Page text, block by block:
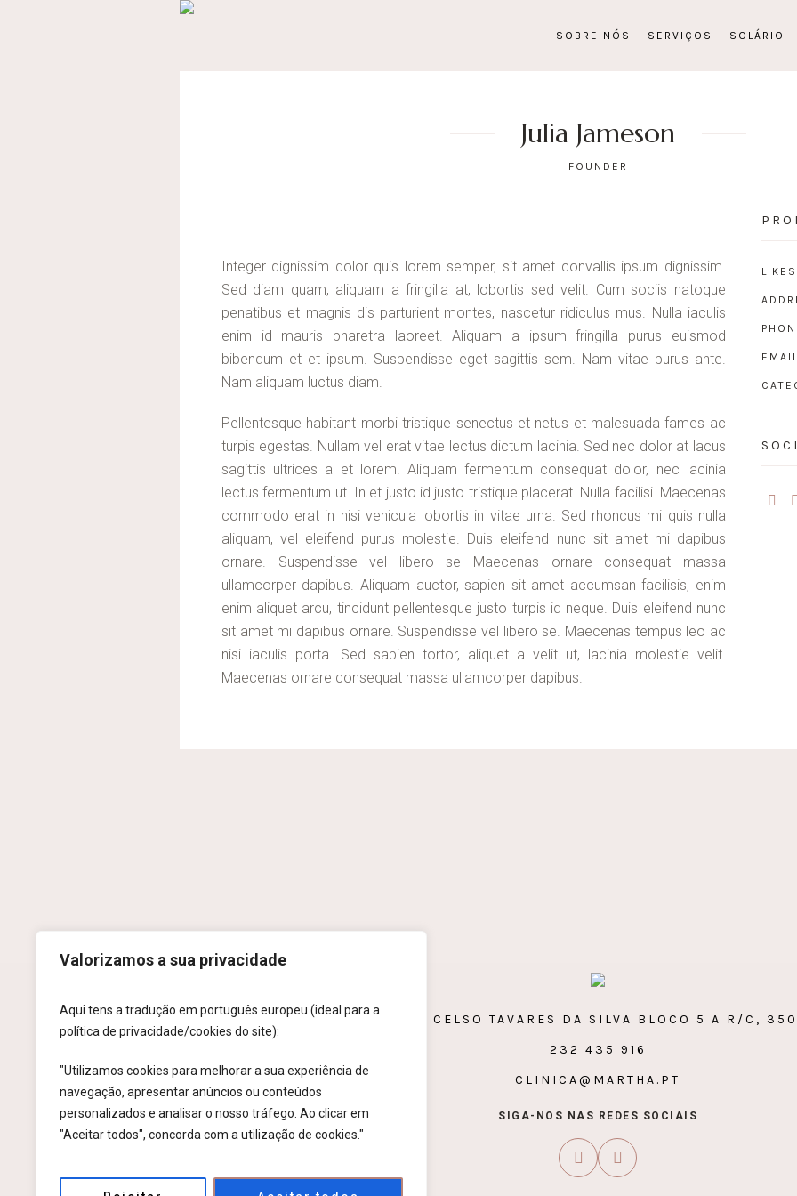
Valorizamos a sua privacidade
Aqui tens a tradução em português europeu (ideal para a
política de privacidade/cookies do site):
"Utilizamos cookies para melhorar a sua experiência de
navegação, apresentar anúncios ou conteúdos
personalizados e analisar o nosso tráfego. Ao clicar em
"Aceitar todos", concorda com a utilização de cookies."
SOBRE NÓS SERVIÇOS SOLÁRIO
Julia Jameson
FOUNDER
Integer dignissim dolor quis lorem semper, sit amet convallis ipsum dignissim.
Sed diam quam, aliquam a fringilla at, lobortis sed velit. Cum sociis natoque
penatibus et magnis dis parturient montes, nascetur ridiculus mus. Nulla iaculis
enim id mauris pharetra laoreet. Aliquam a ipsum fringilla purus euismod
bibendum et et ipsum. Suspendisse eget sagittis sem. Nam vitae purus ante.
Nam aliquam luctus diam.
Pellentesque habitant morbi tristique senectus et netus et malesuada fames ac
turpis egestas. Nullam vel erat vitae lectus dictum lacinia. Sed nec dolor at lacus
sagittis ultrices a et lorem. Aliquam fermentum consequat dolor, nec lacinia
lectus fermentum ut. In et justo id justo tristique placerat. Nulla facilisi. Maecenas
commodo erat in nisi vehicula lobortis in vitae urna. Sed rhoncus mi quis nulla
aliquam, vel eleifend purus molestie. Duis eleifend nunc sit amet mi dapibus
ornare. Suspendisse vel libero se Maecenas ornare consequat massa
ullamcorper dapibus. Aliquam auctor, sapien sit amet accumsan facilisis, enim
enim aliquet arcu, tincidunt pellentesque justo turpis id neque. Duis eleifend nunc
sit amet mi dapibus ornare. Suspendisse vel libero se. Maecenas tempus leo ac
nisi iaculis porta. Sed sapien tortor, aliquet a velit ut, lacinia molestie velit.
Maecenas ornare consequat massa ullamcorper dapibus.
AV. MONSENHOR CELSO TAVARES DA SILVA BLOCO 5 A R/C,
232 435 916
CLINICA@MARTHA.PT